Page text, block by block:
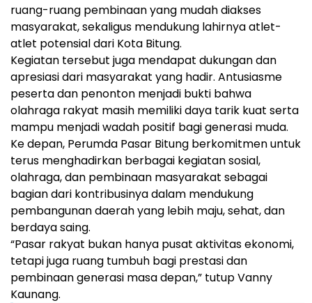
ruang-ruang pembinaan yang mudah diakses
masyarakat, sekaligus mendukung lahirnya atlet-
atlet potensial dari Kota Bitung.
Kegiatan tersebut juga mendapat dukungan dan
apresiasi dari masyarakat yang hadir. Antusiasme
peserta dan penonton menjadi bukti bahwa
olahraga rakyat masih memiliki daya tarik kuat serta
mampu menjadi wadah positif bagi generasi muda.
Ke depan, Perumda Pasar Bitung berkomitmen untuk
terus menghadirkan berbagai kegiatan sosial,
olahraga, dan pembinaan masyarakat sebagai
bagian dari kontribusinya dalam mendukung
pembangunan daerah yang lebih maju, sehat, dan
berdaya saing.
“Pasar rakyat bukan hanya pusat aktivitas ekonomi,
tetapi juga ruang tumbuh bagi prestasi dan
pembinaan generasi masa depan,” tutup Vanny
Kaunang.